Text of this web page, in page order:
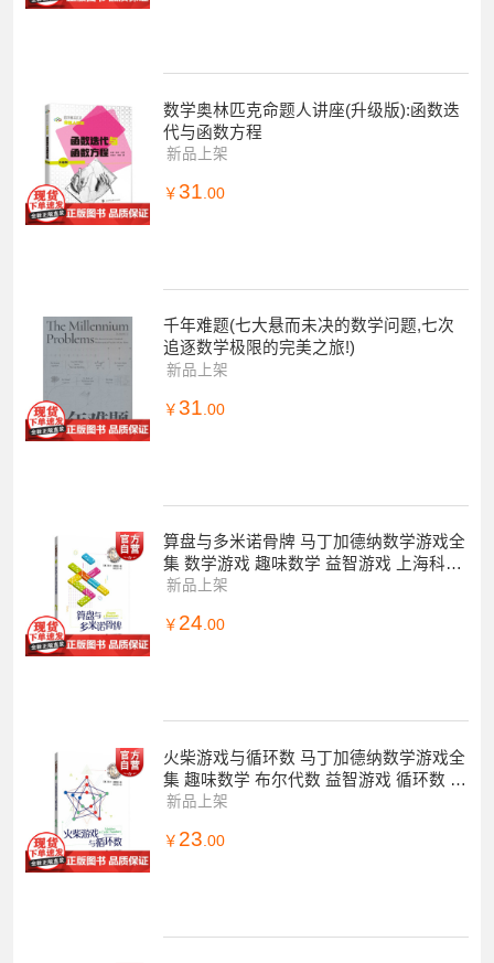
数学奥林匹克命题人讲座(升级版):函数迭
代与函数方程
新品上架
￥ 31 .00
千年难题(七大悬而未决的数学问题,七次
追逐数学极限的完美之旅!)
新品上架
￥ 31 .00
算盘与多米诺骨牌 马丁加德纳数学游戏全
集 数学游戏 趣味数学 益智游戏 上海科技
教育出版社
新品上架
￥ 24.00
火柴游戏与循环数 马丁加德纳数学游戏全
集 趣味数学 布尔代数 益智游戏 循环数 上
海科技教育出版社
新品上架
￥ 23 .00